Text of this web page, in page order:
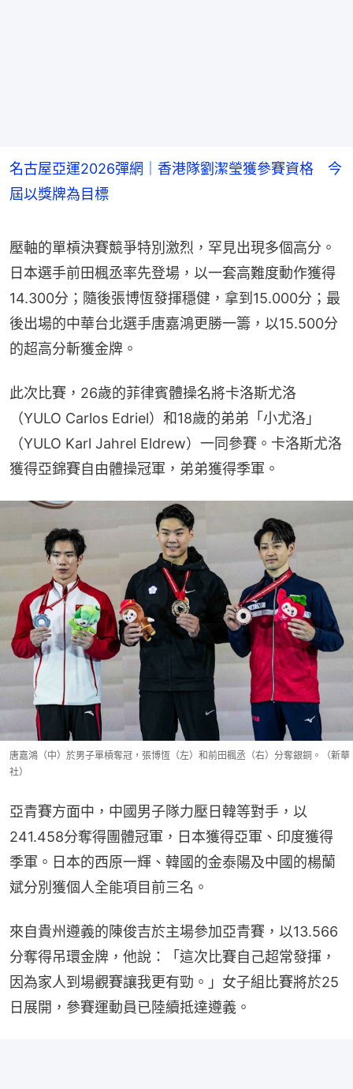
名古屋亞運2026彈網｜香港隊劉潔瑩獲參賽資格 今
屆以獎牌為目標
壓軸的單槓決賽競爭特別激烈，罕見出現多個高分。
日本選手前田楓丞率先登場，以一套高難度動作獲得
14.300分；隨後張博恆發揮穩健，拿到15.000分；最
後出場的中華台北選手唐嘉鴻更勝一籌，以15.500分
的超高分斬獲金牌。
此次比賽，26歲的菲律賓體操名將卡洛斯尤洛
（YULO Carlos Edriel）和18歲的弟弟「小尤洛」
（YULO Karl Jahrel Eldrew）一同參賽。卡洛斯尤洛
獲得亞錦賽自由體操冠軍，弟弟獲得季軍。
唐嘉鴻（中）於男子單槓奪冠，張博恆（左）和前田楓丞（右）分奪銀銅。（新華
社）
亞青賽方面中，中國男子隊力壓日韓等對手，以
241.458分奪得團體冠軍，日本獲得亞軍、印度獲得
季軍。日本的西原一輝、韓國的金泰陽及中國的楊蘭
斌分別獲個人全能項目前三名。
來自貴州遵義的陳俊吉於主場參加亞青賽，以13.566
分奪得吊環金牌，他說：「這次比賽自己超常發揮，
因為家人到場觀賽讓我更有勁。」女子組比賽將於25
日展開，參賽運動員已陸續抵達遵義。